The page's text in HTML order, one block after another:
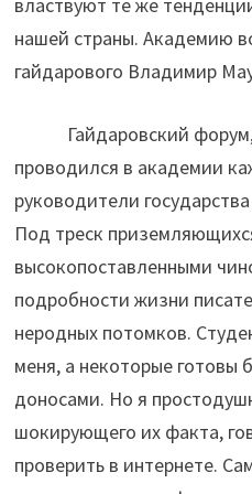
нашей страны. Академию
гайдарового Владимир
Гайдаровский форум,
проводился в академии
руководители
Под треск
высокопоставленными
подробности жизни
неродных потомков.
меня, а некоторые готовы
доносами. Но я
шокирующего их факта,
проверить в интернете.